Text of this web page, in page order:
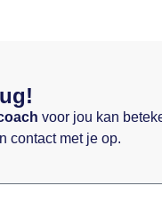
voor jou kan
contact met je op.